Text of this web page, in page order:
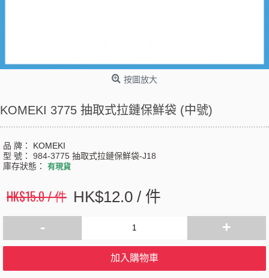
按圖放大
KOMEKI 3775 抽取式拉鏈保鮮袋 (中號)
品 牌： KOMEKI
型 號： 984-3775 抽取式拉鏈保鮮袋-J18
庫存狀態： 有現貨
HK$15.0 / 件 HK$12.0 / 件
- +
加入購物車